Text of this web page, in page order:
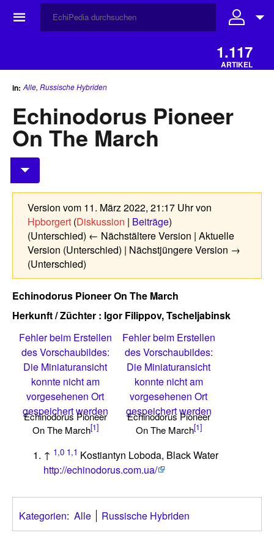
☰
1.117
ARTIKEL
in: Alle, Russische Hybriden
Echinodorus Pioneer
On The March
Version vom 11. März 2022, 21:17 Uhr von
Hpborgert (Diskussion | Beiträge)
(Unterschied) ← Nächstältere Version | Aktuelle
Version (Unterschied) | Nächstjüngere Version →
(Unterschied)
Echinodorus Pioneer On The March
Herkunft / Züchter : Igor Filippov, Tscheljabinsk
Fehler beim Erstellen
des Vorschaubildes:
Die Miniaturansicht
konnte nicht am
vorgesehenen Ort
gespeichert werden
Echinodorus Pioneer
On The March[1]
Fehler beim Erstellen
des Vorschaubildes:
Die Miniaturansicht
konnte nicht am
vorgesehenen Ort
gespeichert werden
Echinodorus Pioneer
On The March[1]
↑ 1,0 1,1 Kostiantyn Loboda, Black Water
http://echinodorus.com.ua/
Kategorien: Alle Russische Hybriden